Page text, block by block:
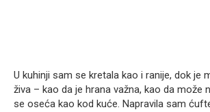
U kuhinji sam se kretala kao i ranije, dok je
živa – kao da je hrana važna, kao da može
se oseća kao kod kuće. Napravila sam